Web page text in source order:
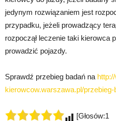
jedynym rozwiązaniem jest
przypadku, jeżeli prowadzący
rozpoczął leczenie taki kierowca
prowadzić pojazdy.
Sprawdź przebieg badań na
kierowcow.warszawa.pl/przebieg-
[Głosów:1